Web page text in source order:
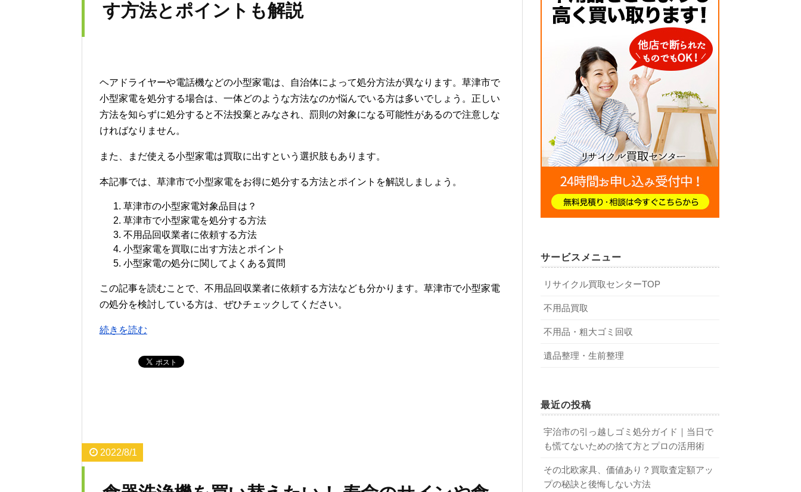
す方法とポイントも解説
ヘアドライヤーや電話機などの小型家電は、自治体によって処分方法が異なります。草津市で
小型家電を処分する場合は、一体どのような方法なのか悩んでいる方は多いでしょう。正しい
方法を知らずに処分すると不法投棄とみなされ、罰則の対象になる可能性があるので注意しな
ければなりません。
また、まだ使える小型家電は買取に出すという選択肢もあります。
本記事では、草津市で小型家電をお得に処分する方法とポイントを解説しましょう。
草津市の小型家電対象品目は？
草津市で小型家電を処分する方法
不用品回収業者に依頼する方法
小型家電を買取に出す方法とポイント
小型家電の処分に関してよくある質問
この記事を読むことで、不用品回収業者に依頼する方法なども分かります。草津市で小型家電
の処分を検討している方は、ぜひチェックしてください。
続きを読む
2022/8/1
サービスメニュー
リサイクル買取センターTOP
不用品買取
不用品・粗大ゴミ回収
遺品整理・生前整理
最近の投稿
宇治市の引っ越しゴミ処分ガイド｜当日で
も慌てないための捨て方とプロの活用術
その北欧家具、価値あり？買取査定額アッ
プの秘訣と後悔しない方法